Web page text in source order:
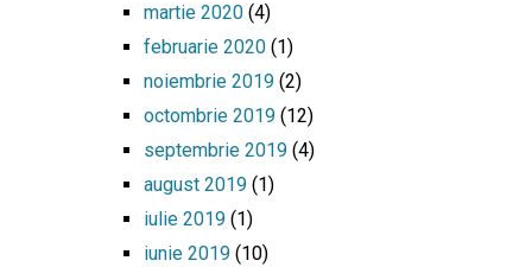
martie 2020(4)
februarie 2020(1)
noiembrie 2019(2)
octombrie 2019(12)
septembrie 2019(4)
august 2019(1)
iulie 2019(1)
iunie 2019(10)